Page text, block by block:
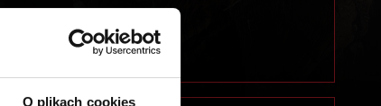
O plikach cookies